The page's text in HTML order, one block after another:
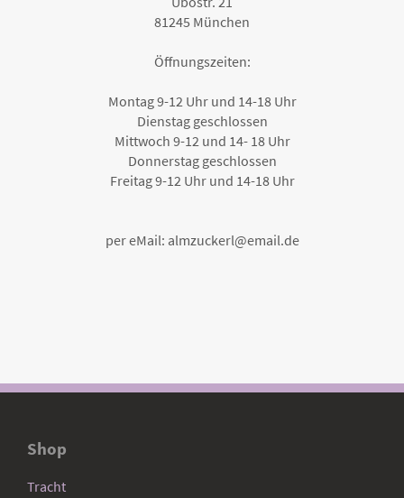
81245 München
Öffnungszeiten:
Montag 9-12 Uhr und 14-18 Uhr
Dienstag geschlossen
Mittwoch 9-12 und 14- 18 Uhr
Donnerstag geschlossen
Freitag 9-12 Uhr und 14-18 Uhr
per eMail: almzuckerl@email.de
Shop
Tracht